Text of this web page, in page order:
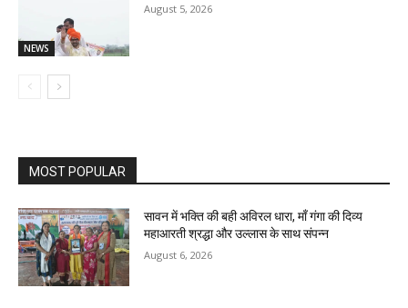
NEWS
August 5, 2026
MOST POPULAR
सावन में भक्ति की बही अविरल धारा, माँ गंगा की दिव्य
महाआरती श्रद्धा और उल्लास के साथ संपन्न
August 6, 2026